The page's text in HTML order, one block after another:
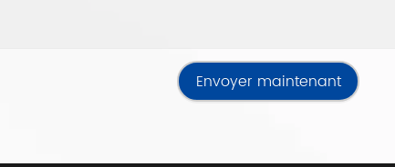
Envoyer maintenant